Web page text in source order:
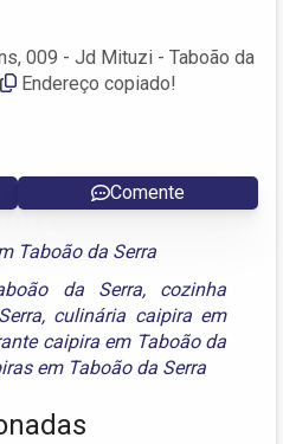
009 - Jd Mituzi - Taboão da
Endereço copiado!
Comente
Taboão da Serra
da Serra, cozinha
, culinária caipira em
caipira em Taboão da
em Taboão da Serra